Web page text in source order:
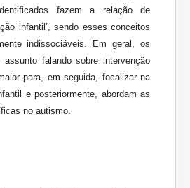
fazem a relação de
infantil’, sendo esses conceitos
indissociáveis. Em geral, os
falando sobre intervenção
para, em seguida, focalizar na
e posteriormente, abordam as
no autismo.